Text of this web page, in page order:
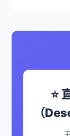
⭐
（